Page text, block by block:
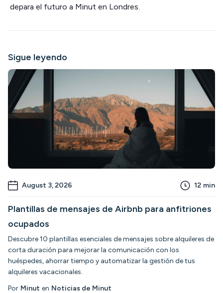
depara el futuro a Minut en Londres.
Sigue leyendo
August 3, 2026 12 min
Plantillas de mensajes de Airbnb para anfitriones
ocupados
Descubre 10 plantillas esenciales de mensajes sobre alquileres de
corta duración para mejorar la comunicación con los
huéspedes, ahorrar tiempo y automatizar la gestión de tus
alquileres vacacionales.
Por Minut en Noticias de Minut